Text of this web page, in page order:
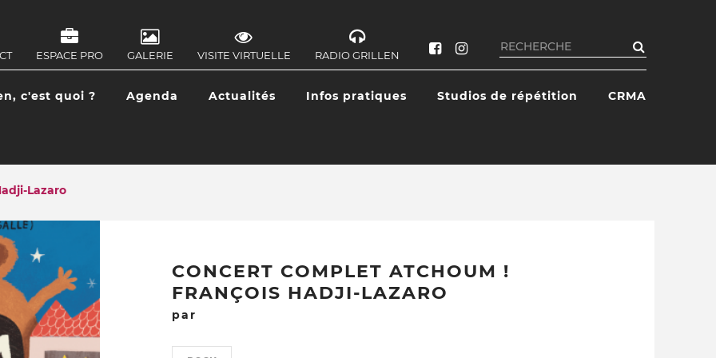
ESPACE PRO GALERIE VISITE VIRTUELLE RADIO GRILLEN
Rechercher
c'est quoi ? Agenda Actualités Infos pratiques Studios de répétition CRMA
Lazaro
CONCERT COMPLET ATCHOUM !
FRANÇOIS HADJI-LAZARO
par